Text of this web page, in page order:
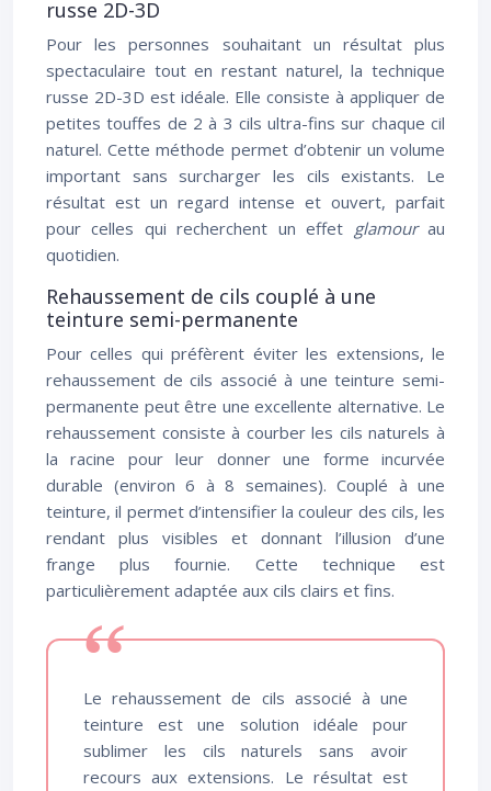
russe 2D-3D
Pour les personnes souhaitant un résultat plus
spectaculaire tout en restant naturel, la technique
russe 2D-3D est idéale. Elle consiste à appliquer de
petites touffes de 2 à 3 cils ultra-fins sur chaque cil
naturel. Cette méthode permet d’obtenir un volume
important sans surcharger les cils existants. Le
résultat est un regard intense et ouvert, parfait
pour celles qui recherchent un effet glamourau
quotidien.
Rehaussement de cils couplé à une
teinture semi-permanente
Pour celles qui préfèrent éviter les extensions, le
rehaussement de cils associé à une teinture semi-
permanente peut être une excellente alternative. Le
rehaussement consiste à courber les cils naturels à
la racine pour leur donner une forme incurvée
durable (environ 6 à 8 semaines). Couplé à une
teinture, il permet d’intensifier la couleur des cils, les
rendant plus visibles et donnant l’illusion d’une
frange plus fournie. Cette technique est
particulièrement adaptée aux cils clairs et fins.
Le rehaussement de cils associé à une
teinture est une solution idéale pour
sublimer les cils naturels sans avoir
recours aux extensions. Le résultat est